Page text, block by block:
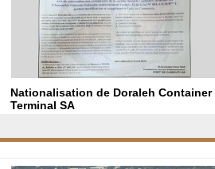
Nationalisation de Doraleh Container
Terminal SA